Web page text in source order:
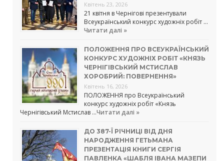
Квітень 23, 2026
21 квітня в Чернігові презентували
Всеукраїнський конкурс художніх робіт …
Читати далі »
ПОЛОЖЕННЯ ПРО ВСЕУКРАЇНСЬКИЙ
КОНКУРС ХУДОЖНІХ РОБІТ «КНЯЗЬ
ЧЕРНІГІВСЬКИЙ МСТИСЛАВ
ХОРОБРИЙ: ПОВЕРНЕННЯ»
Квітень 16, 2026
ПОЛОЖЕННЯ про Всеукраїнський
конкурс художніх робіт «Князь
Чернігівський Мстислав …Читати далі »
ДО 387-Ї РІЧНИЦІ ВІД ДНЯ
НАРОДЖЕННЯ ГЕТЬМАНА
ПРЕЗЕНТАЦІЯ КНИГИ СЕРГІЯ
ПАВЛЕНКА «ШАБЛЯ ІВАНА МАЗЕПИ